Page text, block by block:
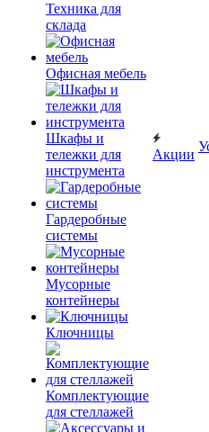
Техника для
склада
Офисная мебель
Шкафы и
тележки для
инструмента
Гардеробные
системы
Мусорные
контейнеры
Ключницы
Комплектующие
для стеллажей
Акции